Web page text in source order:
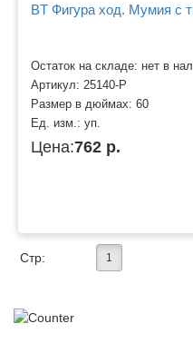
BT Фигура ход. Мумия с
Остаток на складе: нет в
Артикул: 25140-P
Размер в дюймах: 60
Ед. изм.: уп.
Цена:762 р.
Стр: 1